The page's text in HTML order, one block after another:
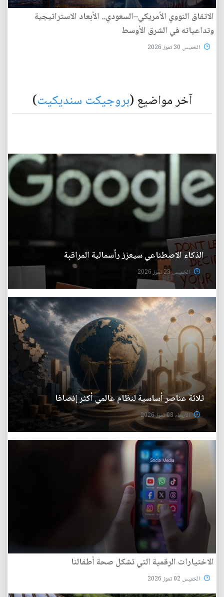
الاتفاق النووي الأمريكي–السعودي.. الأبعاد الاستراتيجية
وتداعياته في الشرق الأوسط
الخميس 30 تموز 2026
آخر مواضيع (بروجيكت سنديكيت)
الذكاء الاصطناعي سيعزز رأسمالية المراقبة
الخميس 23 تموز 2026
ثلاثة عناصر أساسية لنظام عالمي أكثر إنصافا
الأربعاء 08 تموز 2026
الاختيارات الرقمية التي تشكل صحة أطفالنا
الخميس 02 تموز 2026